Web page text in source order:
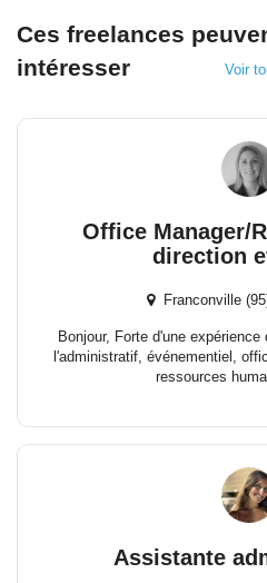
Ces freelances
intéresser
Voir
Office Manager/
direction
Franconville
Bonjour, Forte d'une
l'administratif, événementiel,
ressources
Assistante